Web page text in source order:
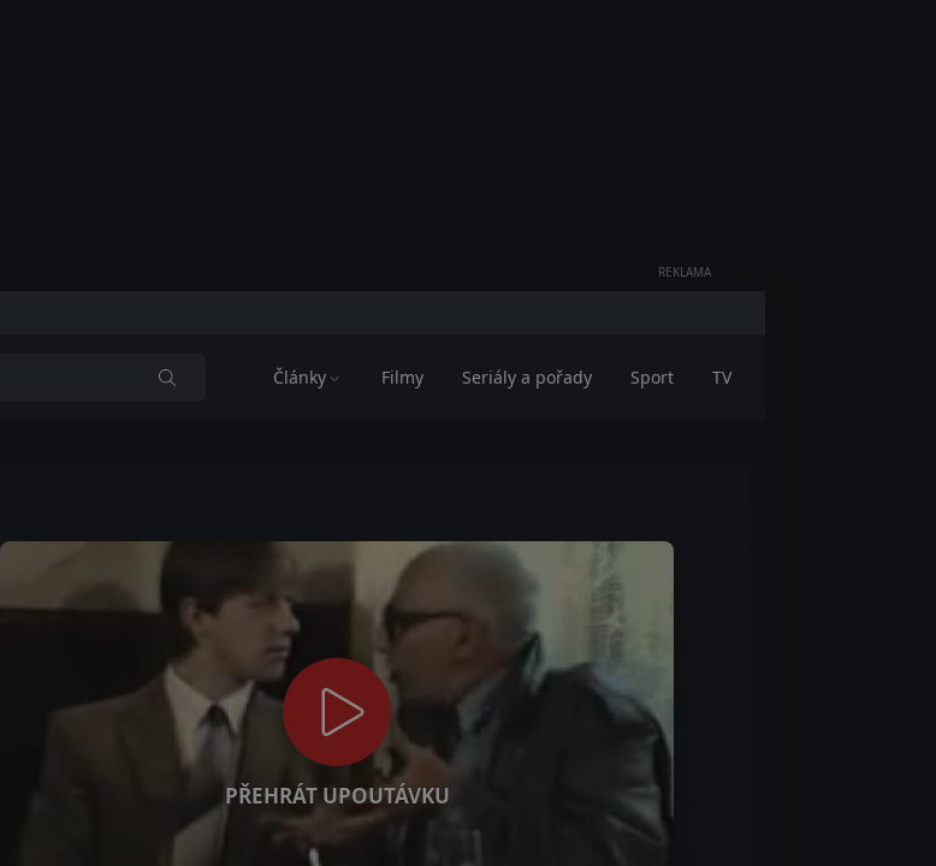
REKLAMA
Články Filmy Seriály a pořady Sport TV
PŘEHRÁT UPOUTÁVKU